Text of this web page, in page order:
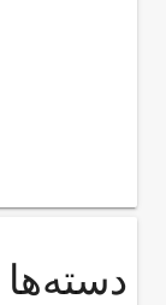
دسته‌ها